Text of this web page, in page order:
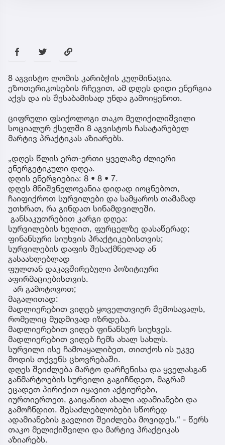
8 აგვისტო ლომის კარიბჭის კულმინაცია.
ეზოთერიკოსების რჩევით, ამ დღეს დიდი ენერგია
აქვს და ის შესაბამისად უნდა გამოიყენოთ.
ციფრული ფსიქოლოგი თაკო მელიქილიშვილი
სოციალურ ქსელში 8 აგვისტოს ჩასატარებელ
მარტივ პრაქტიკას აზიარებს.
„დღეს წლის ერთ-ერთი ყველაზე ძლიერი
ენერგეტიკული დღეა.
დღის ენერგიებია: 8 • 8 • 7.
დღეს მნიშვნელოვანია დიდად იოცნებოთ,
ჩაიფიქროთ სურვილები და სამყაროს თამამად
უთხრათ, რა გინდათ სინამდვილეში.
განსაკუთრებით კარგი დღეა:
სურვილების ხელით, ფურცელზე დასაწერად;
ფინანსური სიუხვის პრაქტიკებისთვის;
სურვილების დაფის შესაქმნელად ან
გასაახლებლად
ფულთან დაკავშირებული პოზიტიური
აფირმაციებისთვის.
არ გამოტოვოთ;
მაგალითად:
მადლიერებით ვიღებ ყოველთვიურ შემოსავალს,
რომელიც მუდმივად იზრდება.
მადლიერებით ვიღებ ფინანსურ სიუხვეს.
მადლიერებით ვიღებ ჩემს ახალ სახლს.
სურვილი ისე ჩამოაყალიბეთ, თითქოს ის უკვე
მოდის თქვენს ცხოვრებაში.
დღეს შეიძლება მარტო დარჩენისა და ყველასგან
განმარტოების სურვილი გაგიჩნდეთ, მაგრამ
ეცადეთ პირიქით იყავით აქტიურები,
იურთიერთეთ, გაიცანით ახალი ადამიანები და
გამოჩნდით. შესაძლებლობები სწორედ
ადამიანების გავლით შეიძლება მოვიდეს.“ - წერს
თაკო მელიქიშვილი და მარტივ პრაქტიკას
აზიარებს.